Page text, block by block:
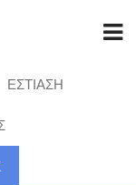
ΕΣΤΙΑΣΗ